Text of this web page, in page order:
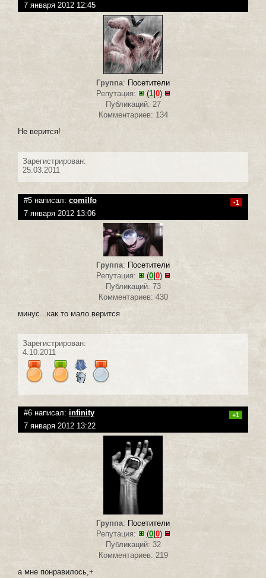
7 января 2012 12:45
Группа: Посетители
Репутация:
(1|0)
Публикаций: 27
Комментариев: 134
Не верится!
Зарегистрирован:
25.03.2011
#5 написал: сomilfo -1
7 января 2012 13:06
Группа: Посетители
Репутация:
(0|0)
Публикаций: 73
Комментариев: 430
минус...как то мало верится
Зарегистрирован:
4.10.2011
#6 написал: infinity +1
7 января 2012 13:22
Группа: Посетители
Репутация:
(0| 0)
Публикаций: 32
Комментариев: 219
а мне понравилось,+